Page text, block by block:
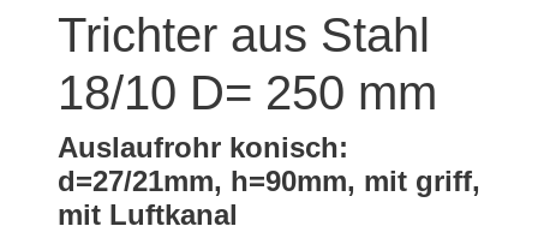
Trichter aus Stahl
18/10 D= 250 mm
Auslaufrohr konisch:
d=27/21mm, h=90mm, mit griff,
mit Luftkanal